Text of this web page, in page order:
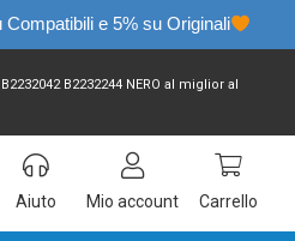
Compatibili e 5% su Originali
B2232244 NERO al miglior al
Aiuto
Mio account Carrello